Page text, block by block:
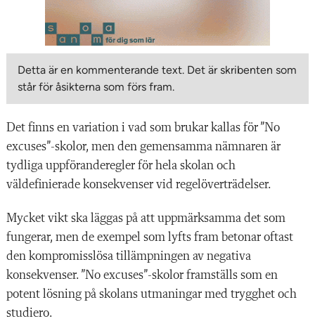
Detta är en kommenterande text. Det är skribenten som
står för åsikterna som förs fram.
Det finns en variation i vad som brukar kallas för ”No
excuses”-skolor, men den gemensamma nämnaren är
tydliga uppföranderegler för hela skolan och
väldefinierade konsekvenser vid regelöverträdelser.
Mycket vikt ska läggas på att uppmärksamma det som
fungerar, men de exempel som lyfts fram betonar oftast
den kompromisslösa tillämpningen av negativa
konsekvenser. ”No excuses”-skolor framställs som en
potent lösning på skolans utmaningar med trygghet och
studiero.